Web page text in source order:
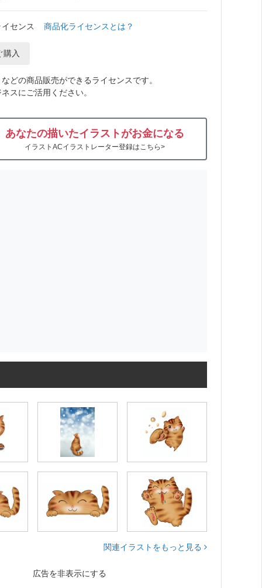
センス 商品化ライセンスとは？
購入
どの商品販売ができるライセンスです。
スにご活用ください。
あなたの描いたイラストがお金になる
イラストACイラストレーター登録はこちら>
関連イラストをもっと見る
広告を非表示にする